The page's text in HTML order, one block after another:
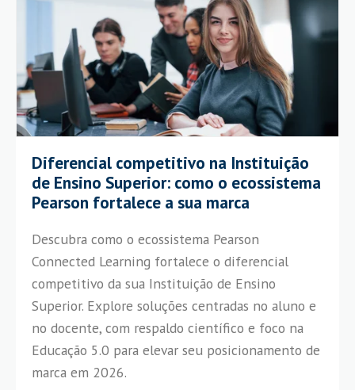
Diferencial competitivo na Instituição
de Ensino Superior: como o ecossistema
Pearson fortalece a sua marca
Descubra como o ecossistema Pearson
Connected Learning fortalece o diferencial
competitivo da sua Instituição de Ensino
Superior. Explore soluções centradas no aluno e
no docente, com respaldo científico e foco na
Educação 5.0 para elevar seu posicionamento de
marca em 2026.